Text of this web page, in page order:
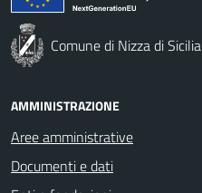
Comune di Nizza di Sicilia
AMMINISTRAZIONE
Aree amministrative
Documenti e dati